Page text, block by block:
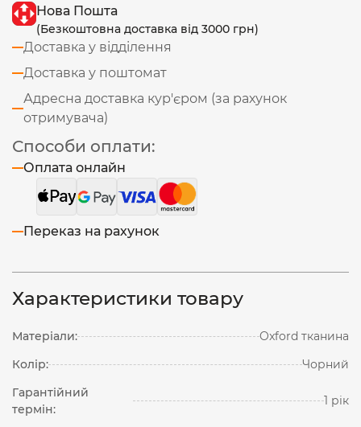
Нова Пошта
(Безкоштовна доставка від 3000 грн)
Доставка у відділення
Доставка у поштомат
Адресна доставка кур'єром (за рахунок
отримувача)
Способи оплати:
Оплата онлайн
Переказ на рахунок
Характеристики товару
Матеріали:
Oxford тканина
Колір:
Чорний
Гарантійний
термін:
1 рік